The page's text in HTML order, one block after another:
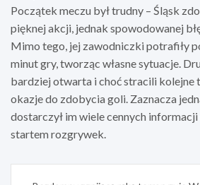
Początek meczu był trudny – Śląsk
pięknej akcji, jednak spowodowanej
Mimo tego, jej zawodniczki potrafiły
minut gry, tworząc własne sytuacje.
bardziej otwarta i choć stracili kolejne
okazje do zdobycia goli. Zaznacza
dostarczył im wiele cennych
startem rozgrywek.